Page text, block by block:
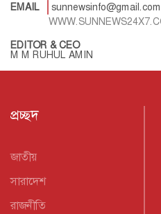
EMAIL
sunnewsinfo@gmail.com
EDITOR & CEO
M M RUHUL AMIN
প্রচ্ছদ
জাতীয়
সারাদেশ
রাজনীতি